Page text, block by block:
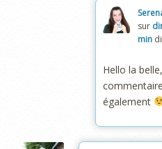
sur
min
Hello la
également